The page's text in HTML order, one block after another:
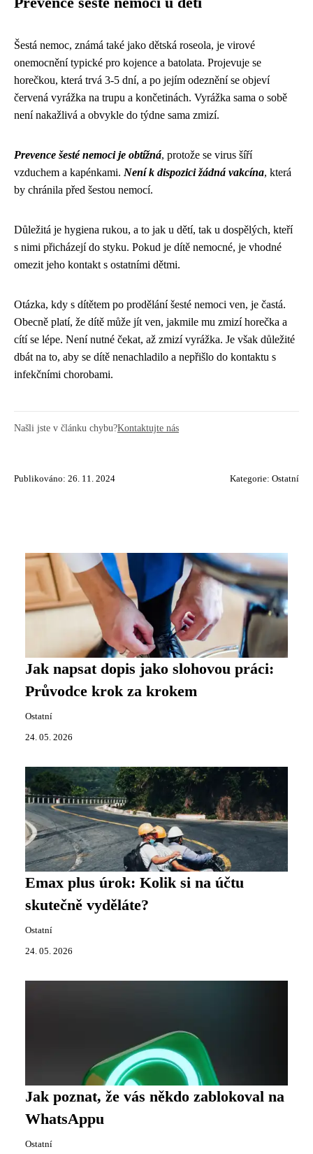
Šestá nemoc, známá také jako dětská roseola, je virové
onemocnění typické pro kojence a batolata. Projevuje se
horečkou, která trvá 3-5 dní, a po jejím odeznění se objeví
červená vyrážka na trupu a končetinách. Vyrážka sama o sobě
není nakažlivá a obvykle do týdne sama zmizí.
Prevence šesté nemoci je obtížná, protože se virus šíří
vzduchem a kapénkami. Není k dispozici žádná vakcína, která
by chránila před šestou nemocí.
Důležitá je hygiena rukou, a to jak u dětí, tak u dospělých, kteří
s nimi přicházejí do styku. Pokud je dítě nemocné, je vhodné
omezit jeho kontakt s ostatními dětmi.
Otázka, kdy s dítětem po prodělání šesté nemoci ven, je častá.
Obecně platí, že dítě může jít ven, jakmile mu zmizí horečka a
cítí se lépe. Není nutné čekat, až zmizí vyrážka. Je však důležité
dbát na to, aby se dítě nenachladilo a nepřišlo do kontaktu s
infekčními chorobami.
Našli jste v článku chybu?Kontaktujte nás
Publikováno: 26. 11. 2024 Kategorie: Ostatní
Jak napsat dopis jako slohovou práci:
Průvodce krok za krokem
Ostatní
24. 05. 2026
Emax plus úrok: Kolik si na účtu
skutečně vyděláte?
Ostatní
24. 05. 2026
Jak poznat, že vás někdo zablokoval na
WhatsAppu
Ostatní